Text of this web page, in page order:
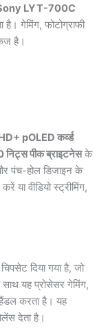
LYT-700C
गेमिंग, फोटोग्राफी
है।
pOLED कर्व्ड
निट्स पीक ब्राइटनेसके
पंच-होल डिजाइन के
या वीडियो स्ट्रीमिंग,
चिपसेट दिया गया है, जो
यह प्रोसेसर गेमिंग,
हैंडल करता है। यह
देता है।